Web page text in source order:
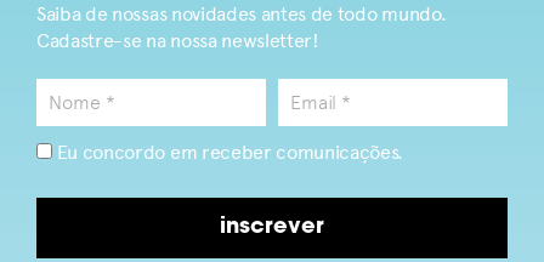
Saiba de nossas novidades antes de todo mundo.
Cadastre-se na nossa newsletter!
Eu concordo em receber comunicações.
inscrever